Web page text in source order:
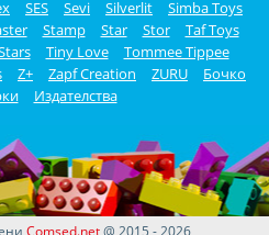
SES Sevi Silverlit
Simba Toys
Stamp Star Stor
Taf Toys
Tiny Love
Tommee Tippee
Z+ Zapf Creation ZURU
Бочко
Издателства